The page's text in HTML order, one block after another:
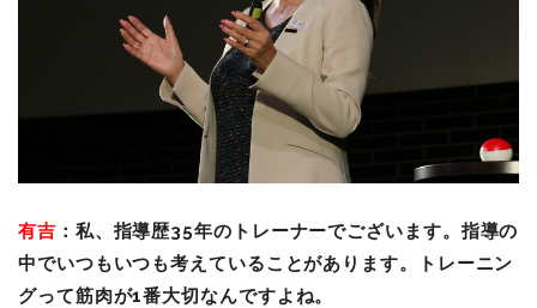
有吉 ：私、指導歴35年のトレーナーでございます。指導の
中でいつもいつも考えていることがあります。トレーニン
グって筋肉が1番大切なんですよね。